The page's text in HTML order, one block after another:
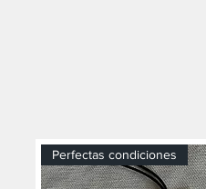
Perfectas condiciones